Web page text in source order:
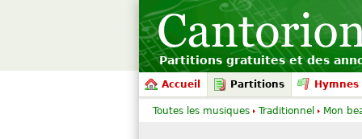
Partitions gratuites et des
Accueil Partitions
Toutes les musiques Traditionnel Mon